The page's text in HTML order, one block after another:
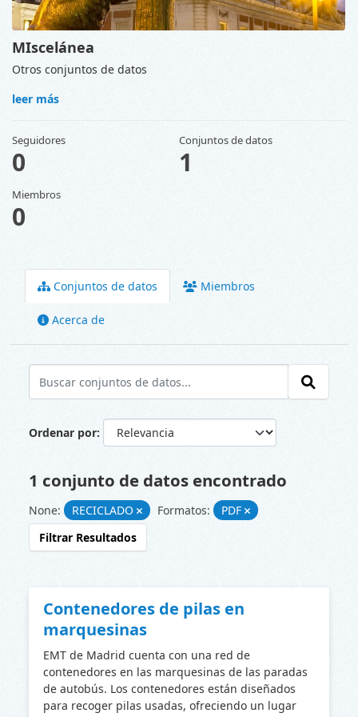
Conjuntos de datos Miembros
Acerca de
Ordenar por
1 conjunto de datos encontrado
None: RECICLADO Formatos:
PDF
Filtrar Resultados
Contenedores de pilas en
marquesinas
EMT de Madrid cuenta con una red de
contenedores en las marquesinas de las paradas
de autobús. Los contenedores están diseñados
para recoger pilas usadas, ofreciendo un lugar
MIscelánea
Otros conjuntos de datos
leer más
Seguidores
0
Conjuntos de datos
1
Miembros
0